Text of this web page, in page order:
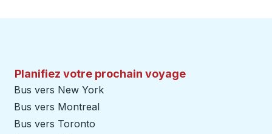
Planifiez votre prochain voyage
Bus vers New York
Bus vers Montreal
Bus vers Toronto